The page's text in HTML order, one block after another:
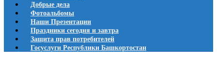
Добрые дела
Фотоальбомы
Наши Презентации
Праздники сегодня и завтра
Защита прав потребителей
Госуслуги Республики Башкортостан